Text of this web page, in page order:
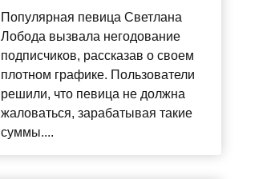
Популярная певица Светлана
Лобода вызвала негодование
подписчиков, рассказав о своем
плотном графике. Пользователи
решили, что певица не должна
жаловаться, зарабатывая такие
суммы....